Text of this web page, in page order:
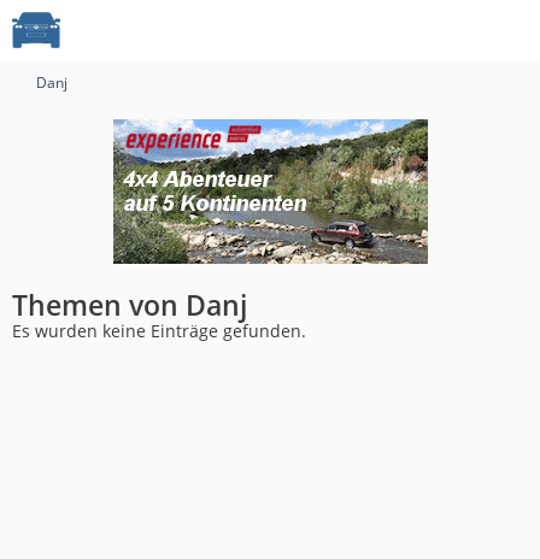
Danj
Themen von Danj
Es wurden keine Einträge gefunden.